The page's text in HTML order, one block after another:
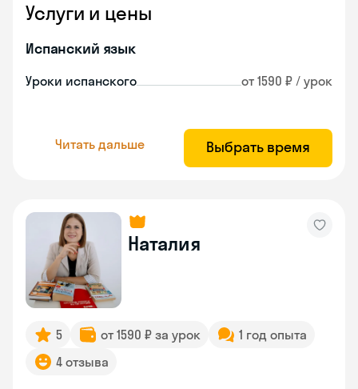
Услуги и цены
Испанский язык
Уроки испанского от 1590 ₽ / урок
Читать дальше Выбрать время
Наталия
5 от 1590 ₽ за урок
1 год опыта
4 отзыва